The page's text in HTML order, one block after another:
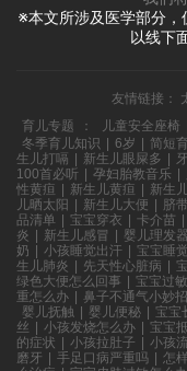
※本文所涉及医学部分，
以线下
友情链接：
育儿专题
： 儿童安全座椅
冬季育儿知识 | 6岁 | 简短
生儿打嗝 | 新生儿眼屎多 |
100首必听 | 孕妇胎教音乐 |
性黄疸 | 新生儿黄疸 | 新生
儿晒太阳 | 新生儿大便 | 脐
品清单 | 宝宝穿衣 | 卡介苗 |
炎 | 新生儿感冒 | 婴儿理发器
奶 | 小孩睡觉出汗 | 宝宝睡
生儿肺炎 | 先天性心脏病 |
绿色大便怎么回事 | 宝宝过
重怎么办 | 鼻子不通气小妙招
婴儿抚触 | 婴儿便秘 | 宝宝
丝 | 小孩发烧怎么办 | 宝宝
的症状 | 小孩拉肚子 | 小孩
磨牙 | 手足口病严重吗 | 怎